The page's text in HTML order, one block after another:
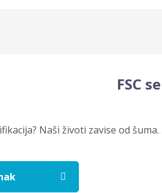
FSC
Naši životi zavise od